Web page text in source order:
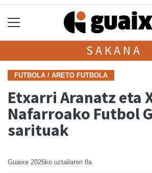
SAKANA
FUTBOLA / ARETO FUTBOLA
Etxarri Aranatz eta
Nafarroako Futbol
sarituak
Guaixe 2026ko uztailaren 8a